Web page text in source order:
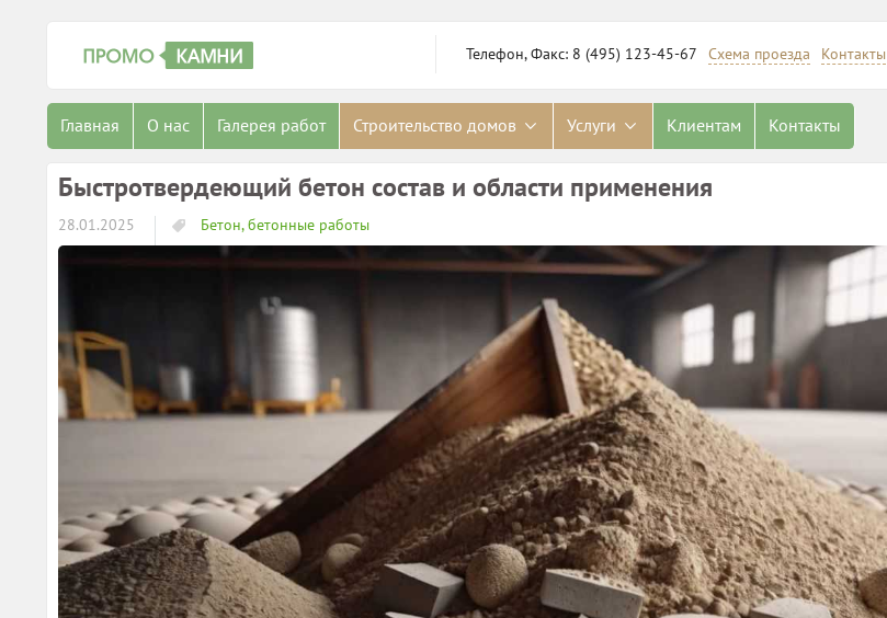
Телефон, Факс: 8 (495) 123-45-67 Схема проезда Контакты
Главная О нас Галерея работ Строительство домов Услуги Клиентам Контакты
Быстротвердеющий бетон состав и области применения
28.01.2025 Бетон, бетонные работы